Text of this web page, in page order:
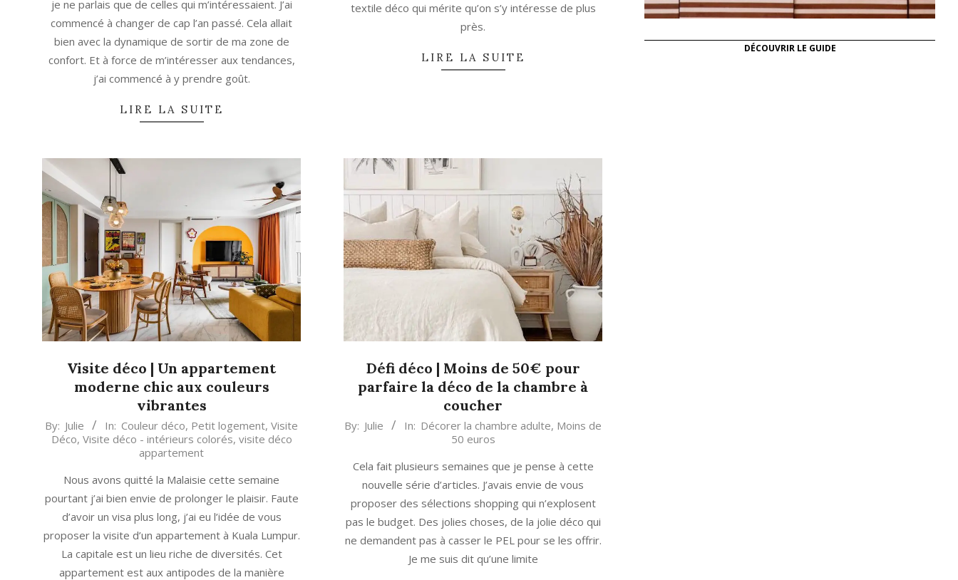
je ne parlais que de celles qui m’intéressaient. J’ai
commencé à changer de cap l’an passé. Cela allait
bien avec la dynamique de sortir de ma zone de
confort. Et à force de m’intéresser aux tendances,
j’ai commencé à y prendre goût.
LIRE LA SUITE
textile déco qui mérite qu’on s’y intéresse de plus
près.
LIRE LA SUITE
Visite déco | Un appartement
moderne chic aux couleurs
vibrantes
2023-
09-
By: Julie In: Couleur déco, Petit logement, Visite
Déco, Visite déco - intérieurs colorés, visite déco
appartement
Nous avons quitté la Malaisie cette semaine
pourtant j’ai bien envie de prolonger le plaisir. Faute
d’avoir un visa plus long, j’ai eu l’idée de vous
proposer la visite d’un appartement à Kuala Lumpur.
La capitale est un lieu riche de diversités. Cet
appartement est aux antipodes de la manière
Défi déco | Moins de 50€ pour
parfaire la déco de la chambre à
coucher
2023-
31
By: Julie In: Décorer la chambre adulte, Moins de
50 euros
Cela fait plusieurs semaines que je pense à cette
nouvelle série d’articles. J’avais envie de vous
proposer des sélections shopping qui n’explosent
pas le budget. Des jolies choses, de la jolie déco qui
ne demandent pas à casser le PEL pour se les offrir.
Je me suis dit qu’une limite
DÉCOUVRIR LE GUIDE